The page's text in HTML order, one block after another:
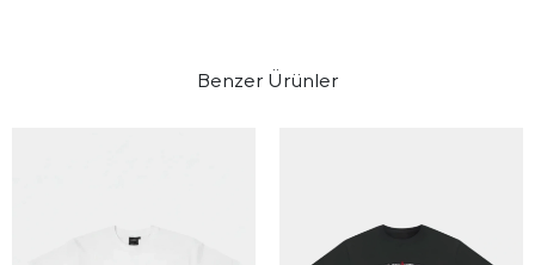
Benzer Ürünler